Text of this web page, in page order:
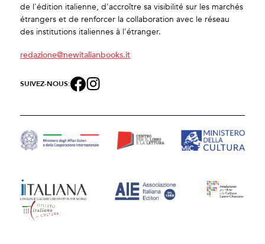
de l'édition italienne, d'accroître sa visibilité sur les marchés
étrangers et de renforcer la collaboration avec le réseau
des institutions italiennes à l'étranger.
redazione@newitalianbooks.it
SUIVEZ-NOUS: